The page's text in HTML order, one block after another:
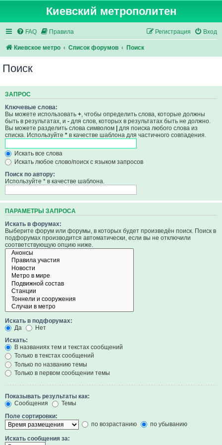
Киевский метрополитен
FAQ Правила Вход
Регистрация
Киевское метро Список форумов Поиск
Поиск
ЗАПРОС
Ключевые слова:
Вы можете использовать + , чтобы определить слова, которые должны
быть в результатах, и - для слов, которых в результатах быть не должно.
Вы можете разделить слова символом | для поиска любого слова из
списка. Используйте * в качестве шаблона для частичного совпадения.
Искать все слова
Искать любое слово/поиск с языком запросов
Поиск по автору:
Используйте * в качестве шаблона.
ПАРАМЕТРЫ ЗАПРОСА
Искать в форумах:
Выберите форум или форумы, в которых будет произведён поиск. Поиск в
подфорумах производится автоматически, если вы не отключили
соответствующую опцию ниже.
Искать в подфорумах:
Да
Нет
Искать:
В названиях тем и текстах сообщений
Только в текстах сообщений
Только по названию темы
Только в первом сообщении темы
Показывать результаты как:
Сообщения
Темы
Поле сортировки:
по возрастанию
по убыванию
Искать сообщения за: